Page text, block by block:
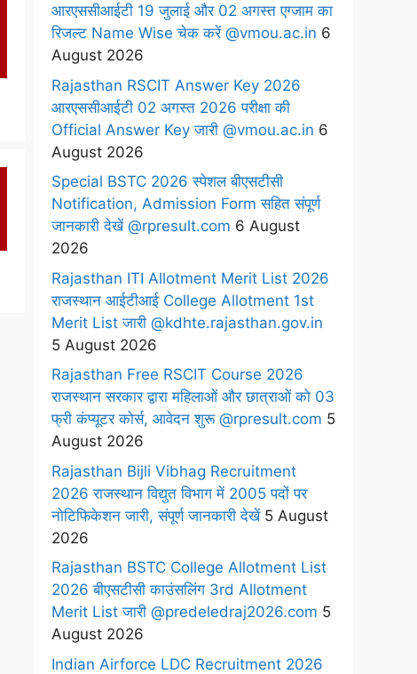
आरएससीआईटी 19 जुलाई और 02 अगस्त एग्जाम का
रिजल्ट Name Wise चेक करें @vmou.ac.in 6
August 2026
Rajasthan RSCIT Answer Key 2026
आरएससीआईटी 02 अगस्त 2026 परीक्षा की
Official Answer Key जारी @vmou.ac.in 6
August 2026
Special BSTC 2026 स्पेशल बीएसटीसी
Notification, Admission Form सहित संपूर्ण
जानकारी देखें @rpresult.com 6 August
2026
Rajasthan ITI Allotment Merit List 2026
राजस्थान आईटीआई College Allotment 1st
Merit List जारी @kdhte.rajasthan.gov.in
5 August 2026
Rajasthan Free RSCIT Course 2026
राजस्थान सरकार द्वारा महिलाओं और छात्राओं को 03
फ्री कंप्यूटर कोर्स, आवेदन शुरू @rpresult.com 5
August 2026
Rajasthan Bijli Vibhag Recruitment
2026 राजस्थान विद्युत विभाग में 2005 पदों पर
नोटिफिकेशन जारी, संपूर्ण जानकारी देखें5 August
2026
Rajasthan BSTC College Allotment List
2026 बीएसटीसी काउंसलिंग 3rd Allotment
Merit List जारी @predeledraj2026.com 5
August 2026
Indian Airforce LDC Recruitment 2026